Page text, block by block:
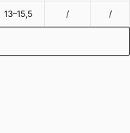
13–15,5 / /